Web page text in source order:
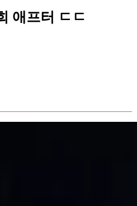
애프터 ㄷㄷ